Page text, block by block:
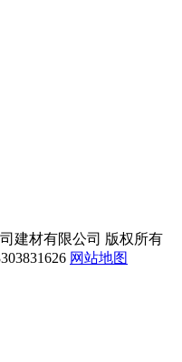
建材有限公司 版权所有
网站地图